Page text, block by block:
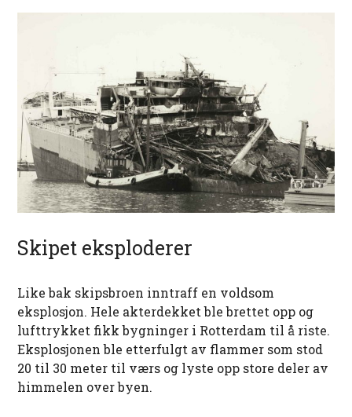
Skipet eksploderer
Like bak skipsbroen inntraff en voldsom
eksplosjon. Hele akterdekket ble brettet opp og
lufttrykket fikk bygninger i Rotterdam til å riste.
Eksplosjonen ble etterfulgt av flammer som stod
20 til 30 meter til værs og lyste opp store deler av
himmelen over byen.